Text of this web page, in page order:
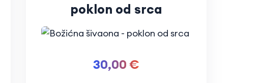
poklon od srca
30,00 €